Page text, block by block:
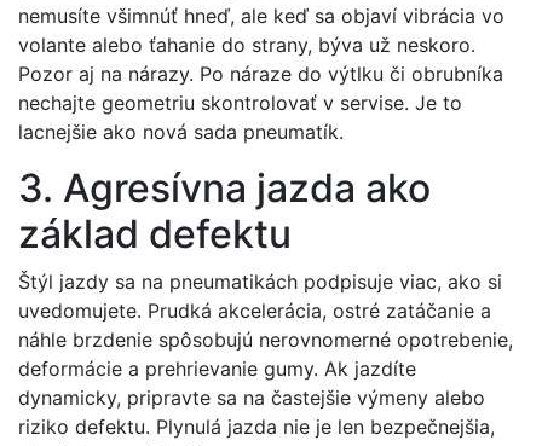
nemusíte všimnúť hneď, ale keď sa objaví vibrácia vo
volante alebo ťahanie do strany, býva už neskoro.
Pozor aj na nárazy. Po náraze do výtlku či obrubníka
nechajte geometriu skontrolovať v servise. Je to
lacnejšie ako nová sada pneumatík.
3. Agresívna jazda ako
základ defektu
Štýl jazdy sa na pneumatikách podpisuje viac, ako si
uvedomujete. Prudká akcelerácia, ostré zatáčanie a
náhle brzdenie spôsobujú nerovnomerné opotrebenie,
deformácie a prehrievanie gumy. Ak jazdíte
dynamicky, pripravte sa na častejšie výmeny alebo
riziko defektu. Plynulá jazda nie je len bezpečnejšia,